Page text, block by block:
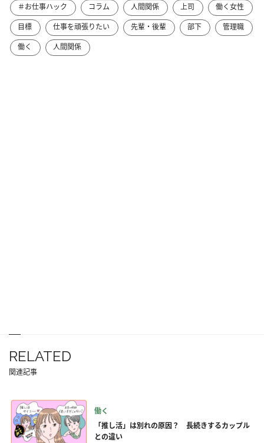
＃お仕事ハック コラム 人間関係 上司
働く女性
目標
仕事を頑張りたい 先輩・後輩 部下
管理職
働く
人間関係
RELATED
関連記事
働く
「推し活」は別れの原因？ 長続きするカップル
との違い